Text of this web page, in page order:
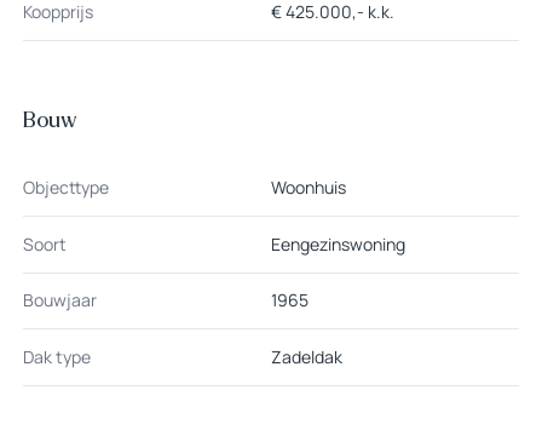
Koopprijs € 425.000,- k.k.
Bouw
Objecttype Woonhuis
Soort Eengezinswoning
Bouwjaar 1965
Dak type Zadeldak